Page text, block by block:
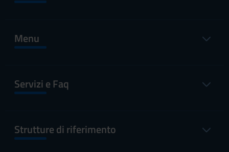
Menu
Servizi e Faq
Strutture di riferimento